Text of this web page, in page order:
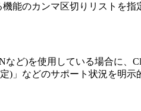
能のカンマ区切りリストを指
ど)を使用している場合に、
)」などのサポート状況を明